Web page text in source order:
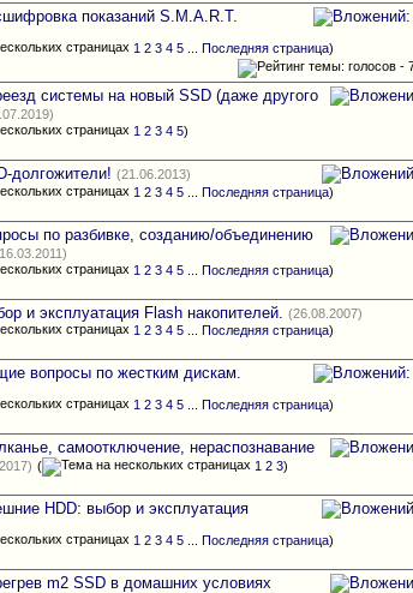
показаний S.M.A.R.T.
1 2 3 4 5 ...Последняя страница)
системы на новый SSD (даже другого
1 2 3 4 5)
долгожители! (21.06.2013)
1 2 3 4 5 Последняя страница)
по разбивке, созданию/объединению
1 2 3 4 5 ...Последняя страница)
и эксплуатация Flash накопителей. (26.08.2007)
1 2 3 4 5 ...Последняя страница)
вопросы по жестким дискам.
1 2 3 4 5 ...Последняя страница)
самоотключение, нераспознавание
( 1 2 3)
HDD: выбор и эксплуатация
1 2 3 4 5 ...Последняя страница)
m2 SSD в домашних условиях